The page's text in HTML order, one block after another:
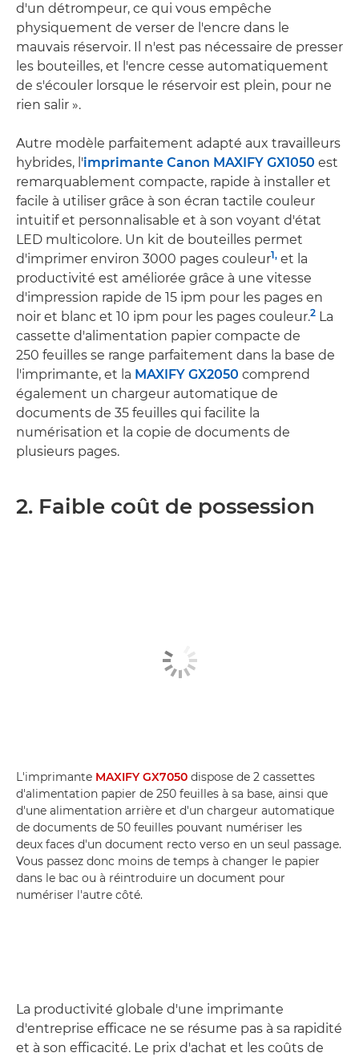
d'un détrompeur, ce qui vous empêche
physiquement de verser de l'encre dans le
mauvais réservoir. Il n'est pas nécessaire de presser
les bouteilles, et l'encre cesse automatiquement
de s'écouler lorsque le réservoir est plein, pour ne
rien salir ».
Autre modèle parfaitement adapté aux travailleurs
hybrides, l'imprimante Canon MAXIFY GX1050 est
remarquablement compacte, rapide à installer et
facile à utiliser grâce à son écran tactile couleur
intuitif et personnalisable et à son voyant d'état
LED multicolore. Un kit de bouteilles permet
d'imprimer environ 3000 pages couleur1, et la
productivité est améliorée grâce à une vitesse
d'impression rapide de 15 ipm pour les pages en
noir et blanc et 10 ipm pour les pages couleur.2 La
cassette d'alimentation papier compacte de
250 feuilles se range parfaitement dans la base de
l'imprimante, et la MAXIFY GX2050 comprend
également un chargeur automatique de
documents de 35 feuilles qui facilite la
numérisation et la copie de documents de
plusieurs pages.
2. Faible coût de possession
L'imprimante MAXIFY GX7050 dispose de 2 cassettes
d'alimentation papier de 250 feuilles à sa base, ainsi que
d'une alimentation arrière et d'un chargeur automatique
de documents de 50 feuilles pouvant numériser les
deux faces d'un document recto verso en un seul passage.
Vous passez donc moins de temps à changer le papier
dans le bac ou à réintroduire un document pour
numériser l'autre côté.
La productivité globale d'une imprimante
d'entreprise efficace ne se résume pas à sa rapidité
et à son efficacité. Le prix d'achat et les coûts de